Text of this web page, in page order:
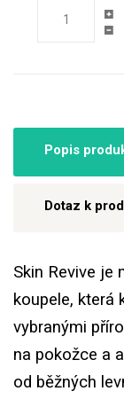
Popis
Dotaz k
Skin Revive je
koupele, která
vybranými
na pokožce a
od běžných